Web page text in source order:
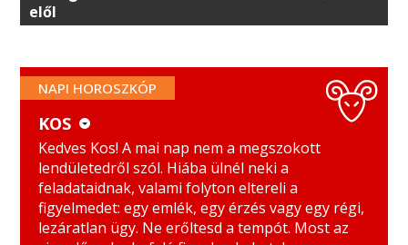
elől
NAPI HOROSZKÓP
KOS
BIKA
IKREK
SKORPIÓ
NYILAS
KOS
Kedves Kos! A mai nap nem a megszokott
lendületedről szól. Hiába ülnél neki a
feladataidnak, valami folyton eltereli a
figyelmedet: egy emlék, egy érzés vagy egy régi,
lezáratlan ügy. Ne erőltesd a tempót. Most az